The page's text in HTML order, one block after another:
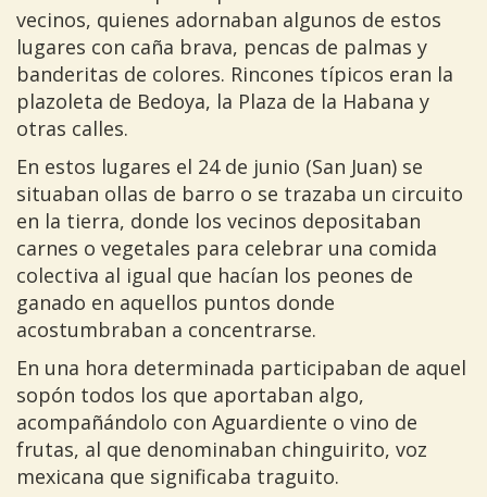
vecinos, quienes adornaban algunos de estos
lugares con caña brava, pencas de palmas y
banderitas de colores. Rincones típicos eran la
plazoleta de Bedoya, la Plaza de la Habana y
otras calles.
En estos lugares el 24 de junio (San Juan) se
situaban ollas de barro o se trazaba un circuito
en la tierra, donde los vecinos depositaban
carnes o vegetales para celebrar una comida
colectiva al igual que hacían los peones de
ganado en aquellos puntos donde
acostumbraban a concentrarse.
En una hora determinada participaban de aquel
sopón todos los que aportaban algo,
acompañándolo con Aguardiente o vino de
frutas, al que denominaban chinguirito, voz
mexicana que significaba traguito.